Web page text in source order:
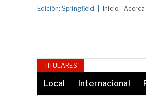
Edición: Springfield Inicio
TITULARES La banda
Local Internacional